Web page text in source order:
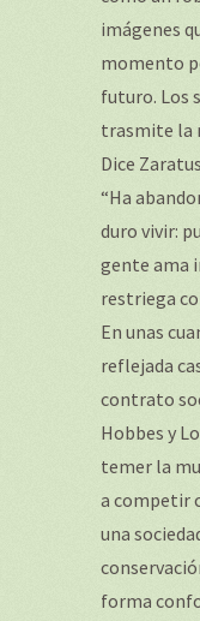
imágenes
momento
futuro. Los
trasmite la
Dice
“Ha
duro vivir:
gente ama
restriega
En unas
reflejada
contrato
Hobbes y
temer la
a competir
una
forma